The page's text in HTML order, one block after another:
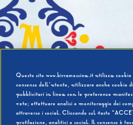
Questo sito www.birramessina.it utilizza
consenso dell’utente, utilizzare anche
pubblicitari in linea con le preferenze
rete; effettuare analisi e monitoraggio dei
attraverso i social. Cliccando sul tasto
profilazione, analitici e social. Il consenso è